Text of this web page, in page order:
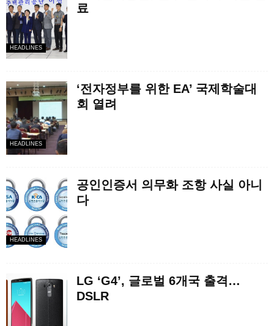
HEADLINES
료
HEADLINES
‘전자정부를 위한 EA’ 국제학술대
회 열려
HEADLINES
공인인증서 의무화 조항 사실 아니
다
LG ‘G4’, 글로벌 6개국 출격…
DSLR